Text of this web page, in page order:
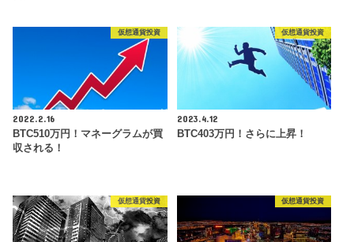
仮想通貨投資
2022.2.16
BTC510万円！マネーグラムが買
収される！
仮想通貨投資
2023.4.12
BTC403万円！さらに上昇！
仮想通貨投資 仮想通貨投資